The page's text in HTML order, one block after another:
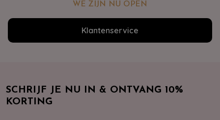
WE ZIJN NU OPEN
Klantenservice
SCHRIJF JE NU IN & ONTVANG 10%
KORTING